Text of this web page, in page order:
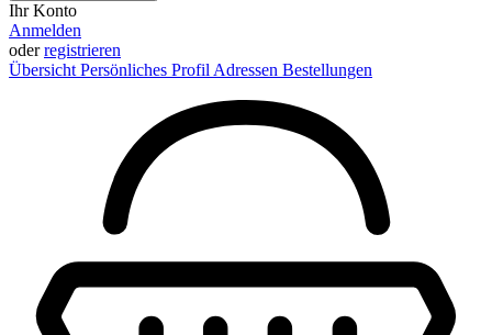
Ihr Konto
Anmelden
oderregistrieren
Übersicht Persönliches Profil Adressen Bestellungen